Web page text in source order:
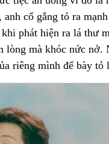
cố gắng tỏ ra
phát hiện ra lá thư
lòng mà khóc nức nở.
riêng mình để bày